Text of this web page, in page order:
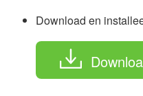
Download en